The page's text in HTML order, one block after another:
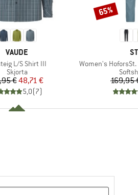
VARUMÄRKE
VAUDE
L/S Shirt III
Produktgrupp
Skjorta
Pris
€Reducerat pris
48,71 €
5,0(7)
Produkter
Women's
169,95
Rabatt
65%